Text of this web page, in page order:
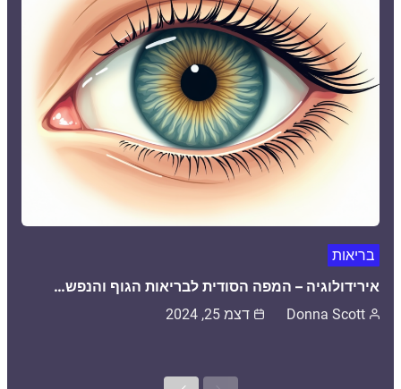
בריאות
אירידולוגיה – המפה הסודית לבריאות הגוף והנפש…
Donna Scott דצמ 25, 2024